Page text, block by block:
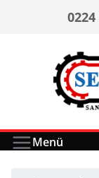
0224
Menü